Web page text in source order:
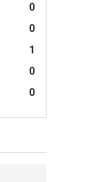
0
0
1
0
0